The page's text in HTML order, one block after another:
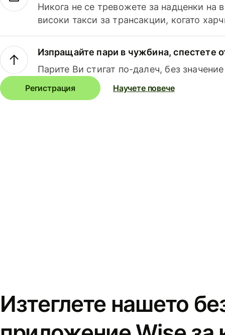
Никога не се тревожете за надценки на
високи такси за трансакции, когато
Изпращайте пари в чужбина, спестете
Парите Ви стигат по-далеч, без
Регистрация Научете повече
Изтеглете нашето